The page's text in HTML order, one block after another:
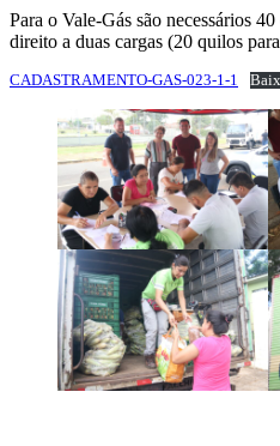
Para o Vale-Gás são necessários
direito a duas cargas (20 quilos
CADASTRAMENTO-GAS-023-1-1